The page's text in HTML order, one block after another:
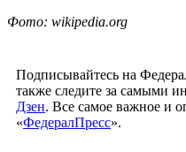
Фото: wikipedia.org
Подписывайтесь на
также следите за самыми
Дзен. Все самое важное и
«ФедералПресс».